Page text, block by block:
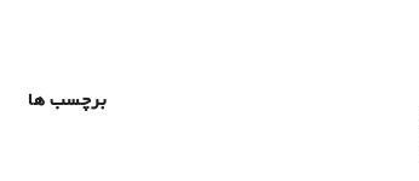
برچسب ها